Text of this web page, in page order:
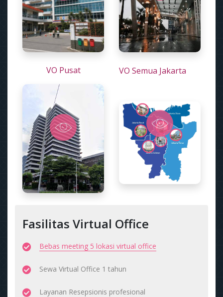
VO Pusat VO Semua Jakarta
Fasilitas Virtual Office
Bebas meeting 5 lokasi virtual office
Sewa Virtual Office 1 tahun
Layanan Resepsionis profesional